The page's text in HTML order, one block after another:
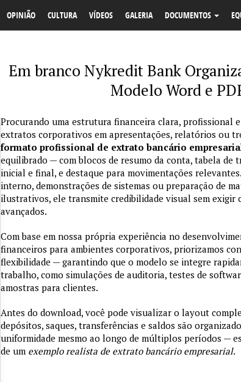
OPINIÃO CULTURA VÍDEOS GALERIA DOCUMENTOS
Em branco Nykredit Bank
Modelo Word e
Procurando uma estrutura financeira clara, profissional
extratos corporativos em apresentações, relatórios ou
formato profissional de extrato bancário
equilibrado — com blocos de resumo da conta, tabela de
inicial e final, e destaque para movimentações
interno, demonstrações de sistemas ou preparação de
ilustrativos, ele transmite credibilidade visual sem exigir
avançados.
Com base em nossa própria experiência no
financeiros para ambientes corporativos, priorizamos
flexibilidade — garantindo que o modelo se integre
trabalho, como simulações de auditoria, testes de
amostras para clientes.
Antes do download, você pode visualizar o layout
depósitos, saques, transferências e saldos são
uniformidade mesmo ao longo de múltiplos períodos —
de um exemplo realista de extrato bancário empresarial.